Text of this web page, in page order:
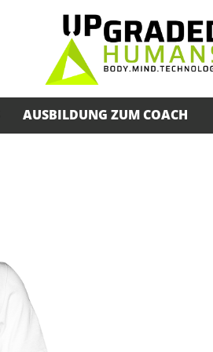
AUSBILDUNG ZUM COACH